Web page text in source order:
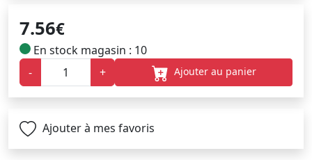
7.56€
En stock magasin : 10
-
+ Ajouter au panier
Ajouter à mes favoris